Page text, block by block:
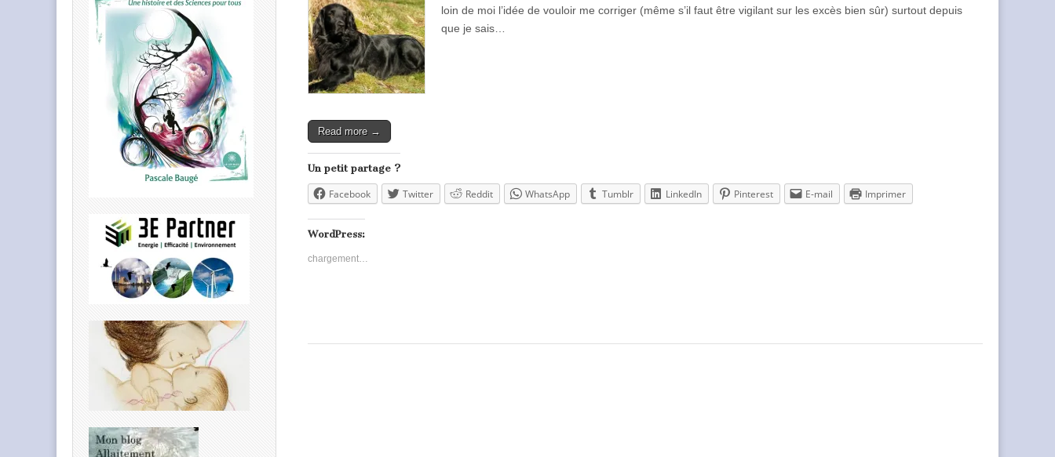
loin de moi l’idée de vouloir me corriger (même s’il faut être vigilant sur les excès bien sûr) surtout depuis
que je sais…
Read more →
Un petit partage ?
Facebook Twitter Reddit WhatsApp Tumblr LinkedIn Pinterest E-mail Imprimer
WordPress:
chargement…